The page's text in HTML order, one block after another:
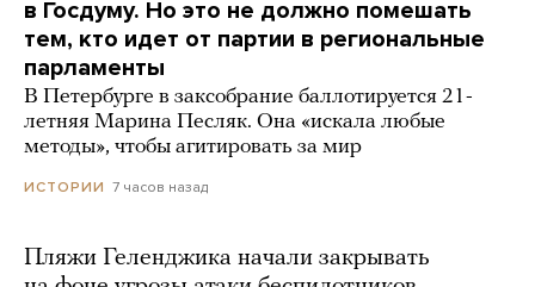
в Госдуму. Но это не должно помешать
тем, кто идет от партии в региональные
парламенты
В Петербурге в заксобрание баллотируется 21-
летняя Марина Песляк. Она «искала любые
методы», чтобы агитировать за мир
ИСТОРИИ 7 часов назад
Пляжи Геленджика начали закрывать